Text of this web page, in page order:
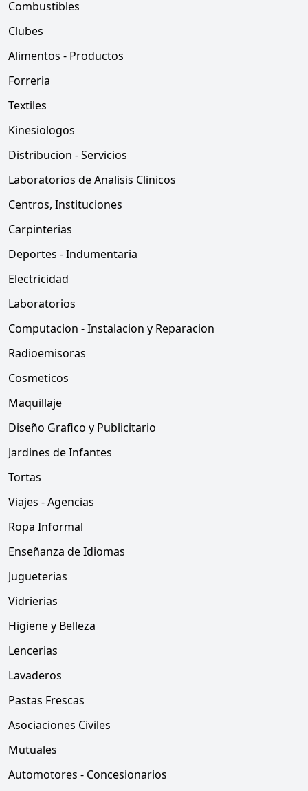
Combustibles
Clubes
Alimentos - Productos
Forreria
Textiles
Kinesiologos
Distribucion - Servicios
Laboratorios de Analisis Clinicos
Centros, Instituciones
Carpinterias
Deportes - Indumentaria
Electricidad
Laboratorios
Computacion - Instalacion y Reparacion
Radioemisoras
Cosmeticos
Maquillaje
Diseño Grafico y Publicitario
Jardines de Infantes
Tortas
Viajes - Agencias
Ropa Informal
Enseñanza de Idiomas
Jugueterias
Vidrierias
Higiene y Belleza
Lencerias
Lavaderos
Pastas Frescas
Asociaciones Civiles
Mutuales
Automotores - Concesionarios